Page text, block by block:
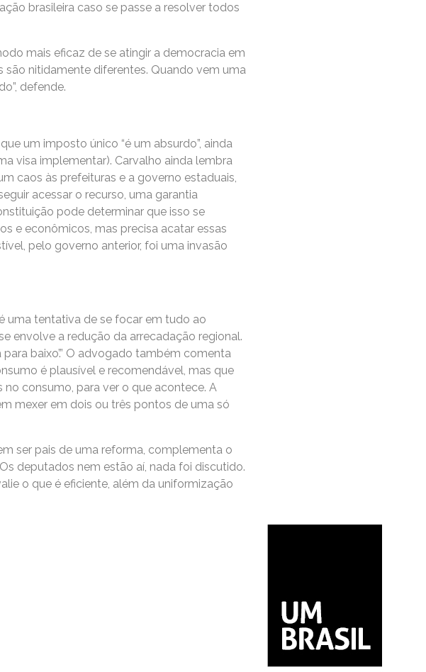
brasileira caso se passe a resolver todos
mais eficaz de se atingir a democracia em
são nitidamente diferentes. Quando vem uma
defende.
um imposto único “é um absurdo”, ainda
visa implementar). Carvalho ainda lembra
caos às prefeituras e a governo estaduais,
acessar o recurso, uma garantia
pode determinar que isso se
e econômicos, mas precisa acatar essas
pelo governo anterior, foi uma invasão
uma tentativa de se focar em tudo ao
envolve a redução da arrecadação regional.
baixo’.” O advogado também comenta
é plausível e recomendável, mas que
consumo, para ver o que acontece. A
mexer em dois ou três pontos de uma só
ser pais de uma reforma, complementa o
deputados nem estão aí, nada foi discutido.
o que é eficiente, além da uniformização